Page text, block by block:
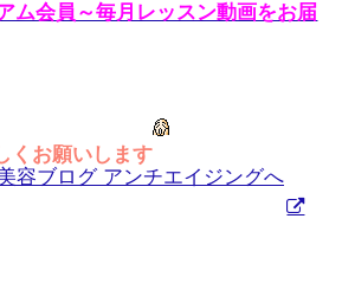
ム会員～毎月レッスン動画をお届
くお願いします